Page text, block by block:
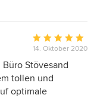
Bewertung:
5
von
5
14. Oktober 2020
Stövesand
tollen und
optimale